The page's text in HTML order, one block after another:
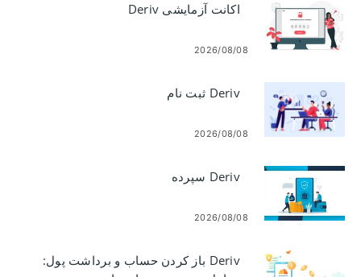
اکانت آزمایشی Deriv
2026/08/08
Deriv ثبت نام
2026/08/08
Deriv سپرده
2026/08/08
Deriv باز کردن حساب و برداشت پول: